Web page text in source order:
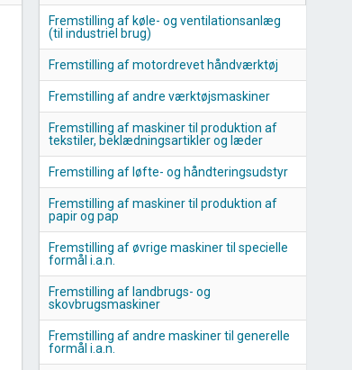
Fremstilling af køle- og ventilationsanlæg
(til industriel brug)
Fremstilling af motordrevet håndværktøj
Fremstilling af andre værktøjsmaskiner
Fremstilling af maskiner til produktion af
tekstiler, beklædningsartikler og læder
Fremstilling af løfte- og håndteringsudstyr
Fremstilling af maskiner til produktion af
papir og pap
Fremstilling af øvrige maskiner til specielle
formål i.a.n.
Fremstilling af landbrugs- og
skovbrugsmaskiner
Fremstilling af andre maskiner til generelle
formål i.a.n.